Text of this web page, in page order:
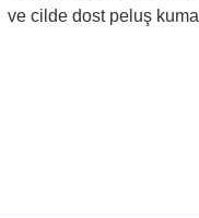
ve cilde dost peluş